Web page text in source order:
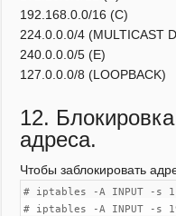
192.168.0.0/16 (C)
224.0.0.0/4 (MULTICAST
240.0.0.0/5 (E)
127.0.0.0/8 (LOOPBACK)
12.
адреса.
Чтобы заблокировать
# iptables -A INPUT -s
# iptables -A INPUT -s